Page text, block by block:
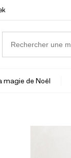
magie de Noël